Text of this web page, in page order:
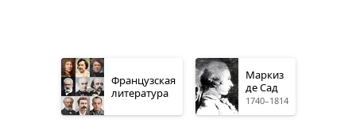
Французская
литература
Маркиз
де Сад
1740–1814